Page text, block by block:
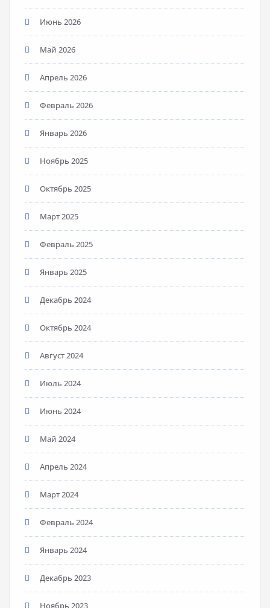
Июнь 2026
Май 2026
Апрель 2026
Февраль 2026
Январь 2026
Ноябрь 2025
Октябрь 2025
Март 2025
Февраль 2025
Январь 2025
Декабрь 2024
Октябрь 2024
Август 2024
Июль 2024
Июнь 2024
Май 2024
Апрель 2024
Март 2024
Февраль 2024
Январь 2024
Декабрь 2023
Ноябрь 2023